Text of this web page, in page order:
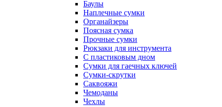
Баулы
Наплечные сумки
Органайзеры
Поясная сумка
Прочные сумки
Рюкзаки для инструмента
С пластиковым дном
Сумки для гаечных ключей
Сумки-скрутки
Саквояжи
Чемоданы
Чехлы